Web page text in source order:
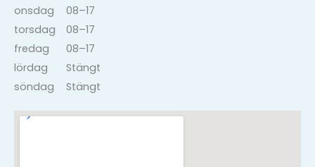
onsdag
torsdag
fredag
lördag
söndag
08–17
08–17
08–17
Stängt
Stängt